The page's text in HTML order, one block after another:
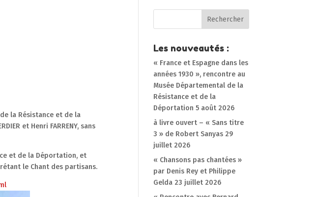
la Résistance et de la
et Henri FARRENY, sans
et de la Déportation, et
le Chant des partisans.
Les nouveautés :
« France et Espagne dans les
années 1930 », rencontre au
Musée Départemental de la
Résistance et de la
Déportation 5 août 2026
à livre ouvert – « Sans titre
3 » de Robert Sanyas 29
juillet 2026
« Chansons pas chantées »
par Denis Rey et Philippe
Gelda 23 juillet 2026